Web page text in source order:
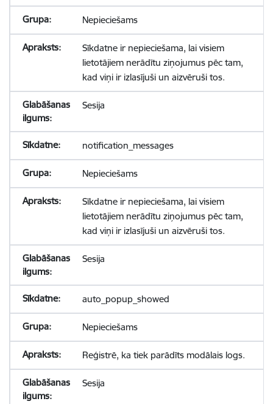
Nepieciešams
Sīkdatne ir nepieciešama, lai visiem
lietotājiem nerādītu ziņojumus pēc tam,
kad viņi ir izlasījuši un aizvēruši tos.
Sesija
notification_messages
Nepieciešams
Sīkdatne ir nepieciešama, lai visiem
lietotājiem nerādītu ziņojumus pēc tam,
kad viņi ir izlasījuši un aizvēruši tos.
Sesija
auto_popup_showed
Nepieciešams
Reģistrē, ka tiek parādīts modālais logs.
Sesija